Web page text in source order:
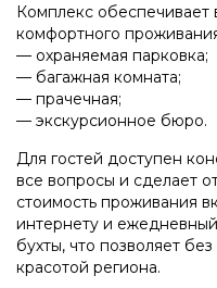
Комплекс обеспечивает
комфортного
— охраняемая парковка;
— багажная комната;
— прачечная;
— экскурсионное бюро.
Для гостей доступен
все вопросы и сделает
стоимость проживания
интернету и
бухты, что позволяет
красотой региона.